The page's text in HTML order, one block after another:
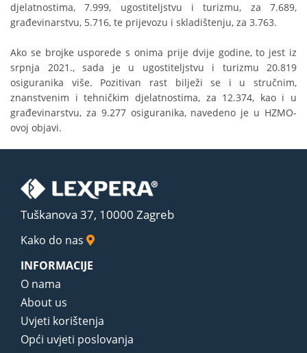
djelatnostima, 7.999, ugostiteljstvu i turizmu, za 7.689,
građevinarstvu, 5.716, te prijevozu i skladištenju, za 3.763.
Ako se brojke usporede s onima prije dvije godine, to jest iz
srpnja 2021., sada je u ugostiteljstvu i turizmu 20.819
osiguranika više. Pozitivan rast bilježi se i u stručnim,
znanstvenim i tehničkim djelatnostima, za 12.374, kao i u
građevinarstvu, za 9.277 osiguranika, navedeno je u HZMO-
ovoj objavi.
Tuškanova 37, 10000 Zagreb
Kako do nas
INFORMACIJE
O nama
About us
Uvjeti korištenja
Opći uvjeti poslovanja